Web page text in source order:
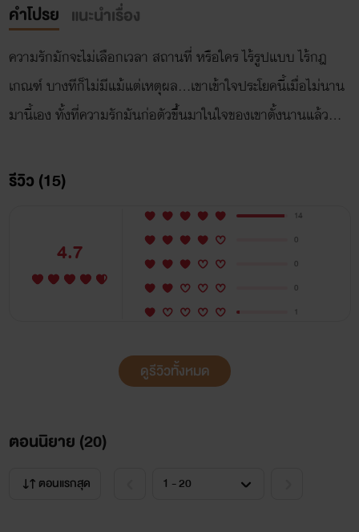
คำโปรย แนะนำเรื่อง
ความรักมักจะไม่เลือกเวลา สถานที่ หรือใคร ไร้รูปแบบ ไร้กฎ
เกณฑ์ บางทีก็ไม่มีแม้แต่เหตุผล...เขาเข้าใจประโยคนี้เมื่อไม่นาน
มานี้เอง ทั้งที่ความรักมันก่อตัวขึ้นมาในใจของเขาตั้งนานแล้ว...
รีวิว (15)
4.7
14
0
0
0
1
ดูรีวิวทั้งหมด
ตอนนิยาย (20)
ตอนแรกสุด